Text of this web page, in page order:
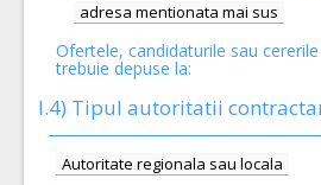
adresa mentionata mai sus
Ofertele, candidaturile sau
trebuie depuse la:
I.4) Tipul autoritatii
Autoritate regionala sau locala